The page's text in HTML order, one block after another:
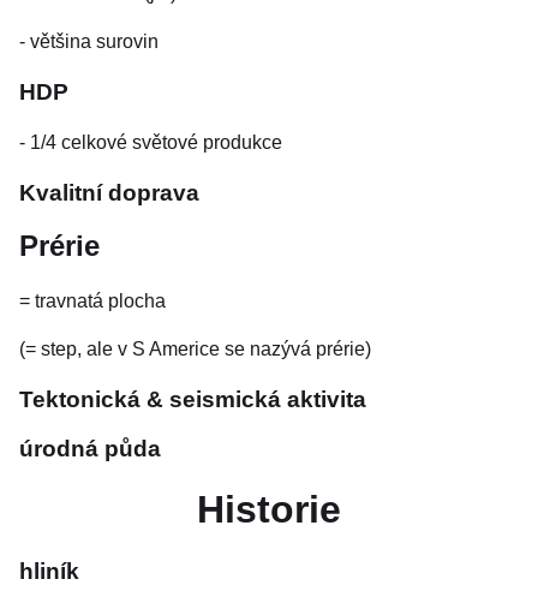
- většina surovin
HDP
- 1/4 celkové světové produkce
Kvalitní doprava
Prérie
= travnatá plocha
(= step, ale v S Americe se nazývá prérie)
Tektonická & seismická aktivita
úrodná půda
Historie
hliník